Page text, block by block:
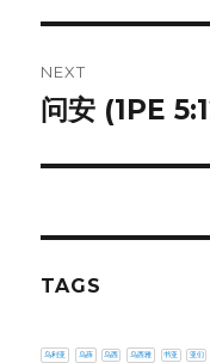
NEXT
Next
问安 (1PE
TAGS
乌利亚 乌薛 乌西 乌西雅 书亚 亚们